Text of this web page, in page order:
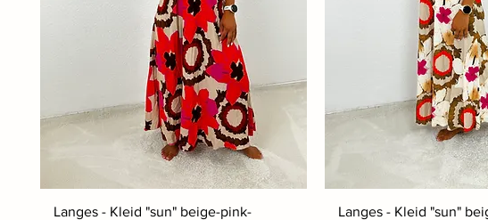
Langes - Kleid "sun" beige-pink- Langes - Kleid "sun"